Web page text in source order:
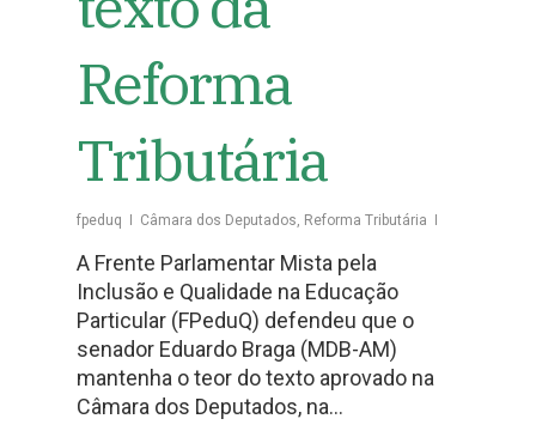
Reforma
Tributária
fpeduq Câmara dos Deputados, Reforma Tributária
A Frente Parlamentar Mista pela
Inclusão e Qualidade na Educação
Particular (FPeduQ) defendeu que o
senador Eduardo Braga (MDB-AM)
mantenha o teor do texto aprovado na
Câmara dos Deputados, na…